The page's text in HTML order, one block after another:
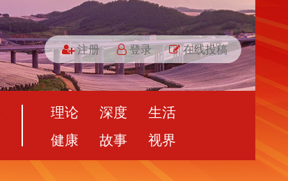
注册 登录 在线投稿
理论 深度
生活
健康
故事 视界